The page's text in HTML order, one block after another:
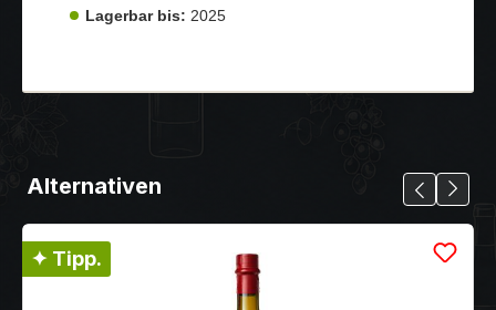
Lagerbar bis: 2025
Alternativen
✦ Tipp.